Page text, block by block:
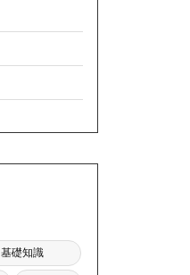
基礎知識